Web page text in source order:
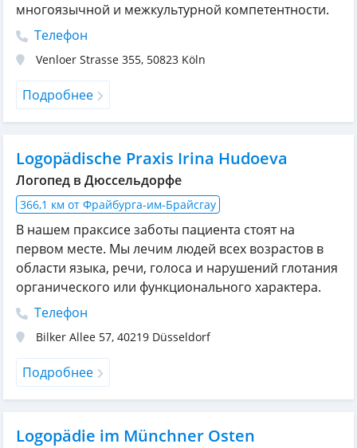
многоязычной и межкультурной компетентности.
Телефон
Venloer Strasse 355, 50823 Köln
Подробнее
Logopädische Praxis Irina Hudoeva
Логопед в Дюссельдорфе
366,1 км от Фрайбурга-им-Брайсгау
В нашем праксисе заботы пациента стоят на
первом месте. Мы лечим людей всех возрастов в
области языка, речи, голоса и нарушений глотания
органического или функционального характера.
Телефон
Bilker Allee 57, 40219 Düsseldorf
Подробнее
Logopädie im Münchner Osten